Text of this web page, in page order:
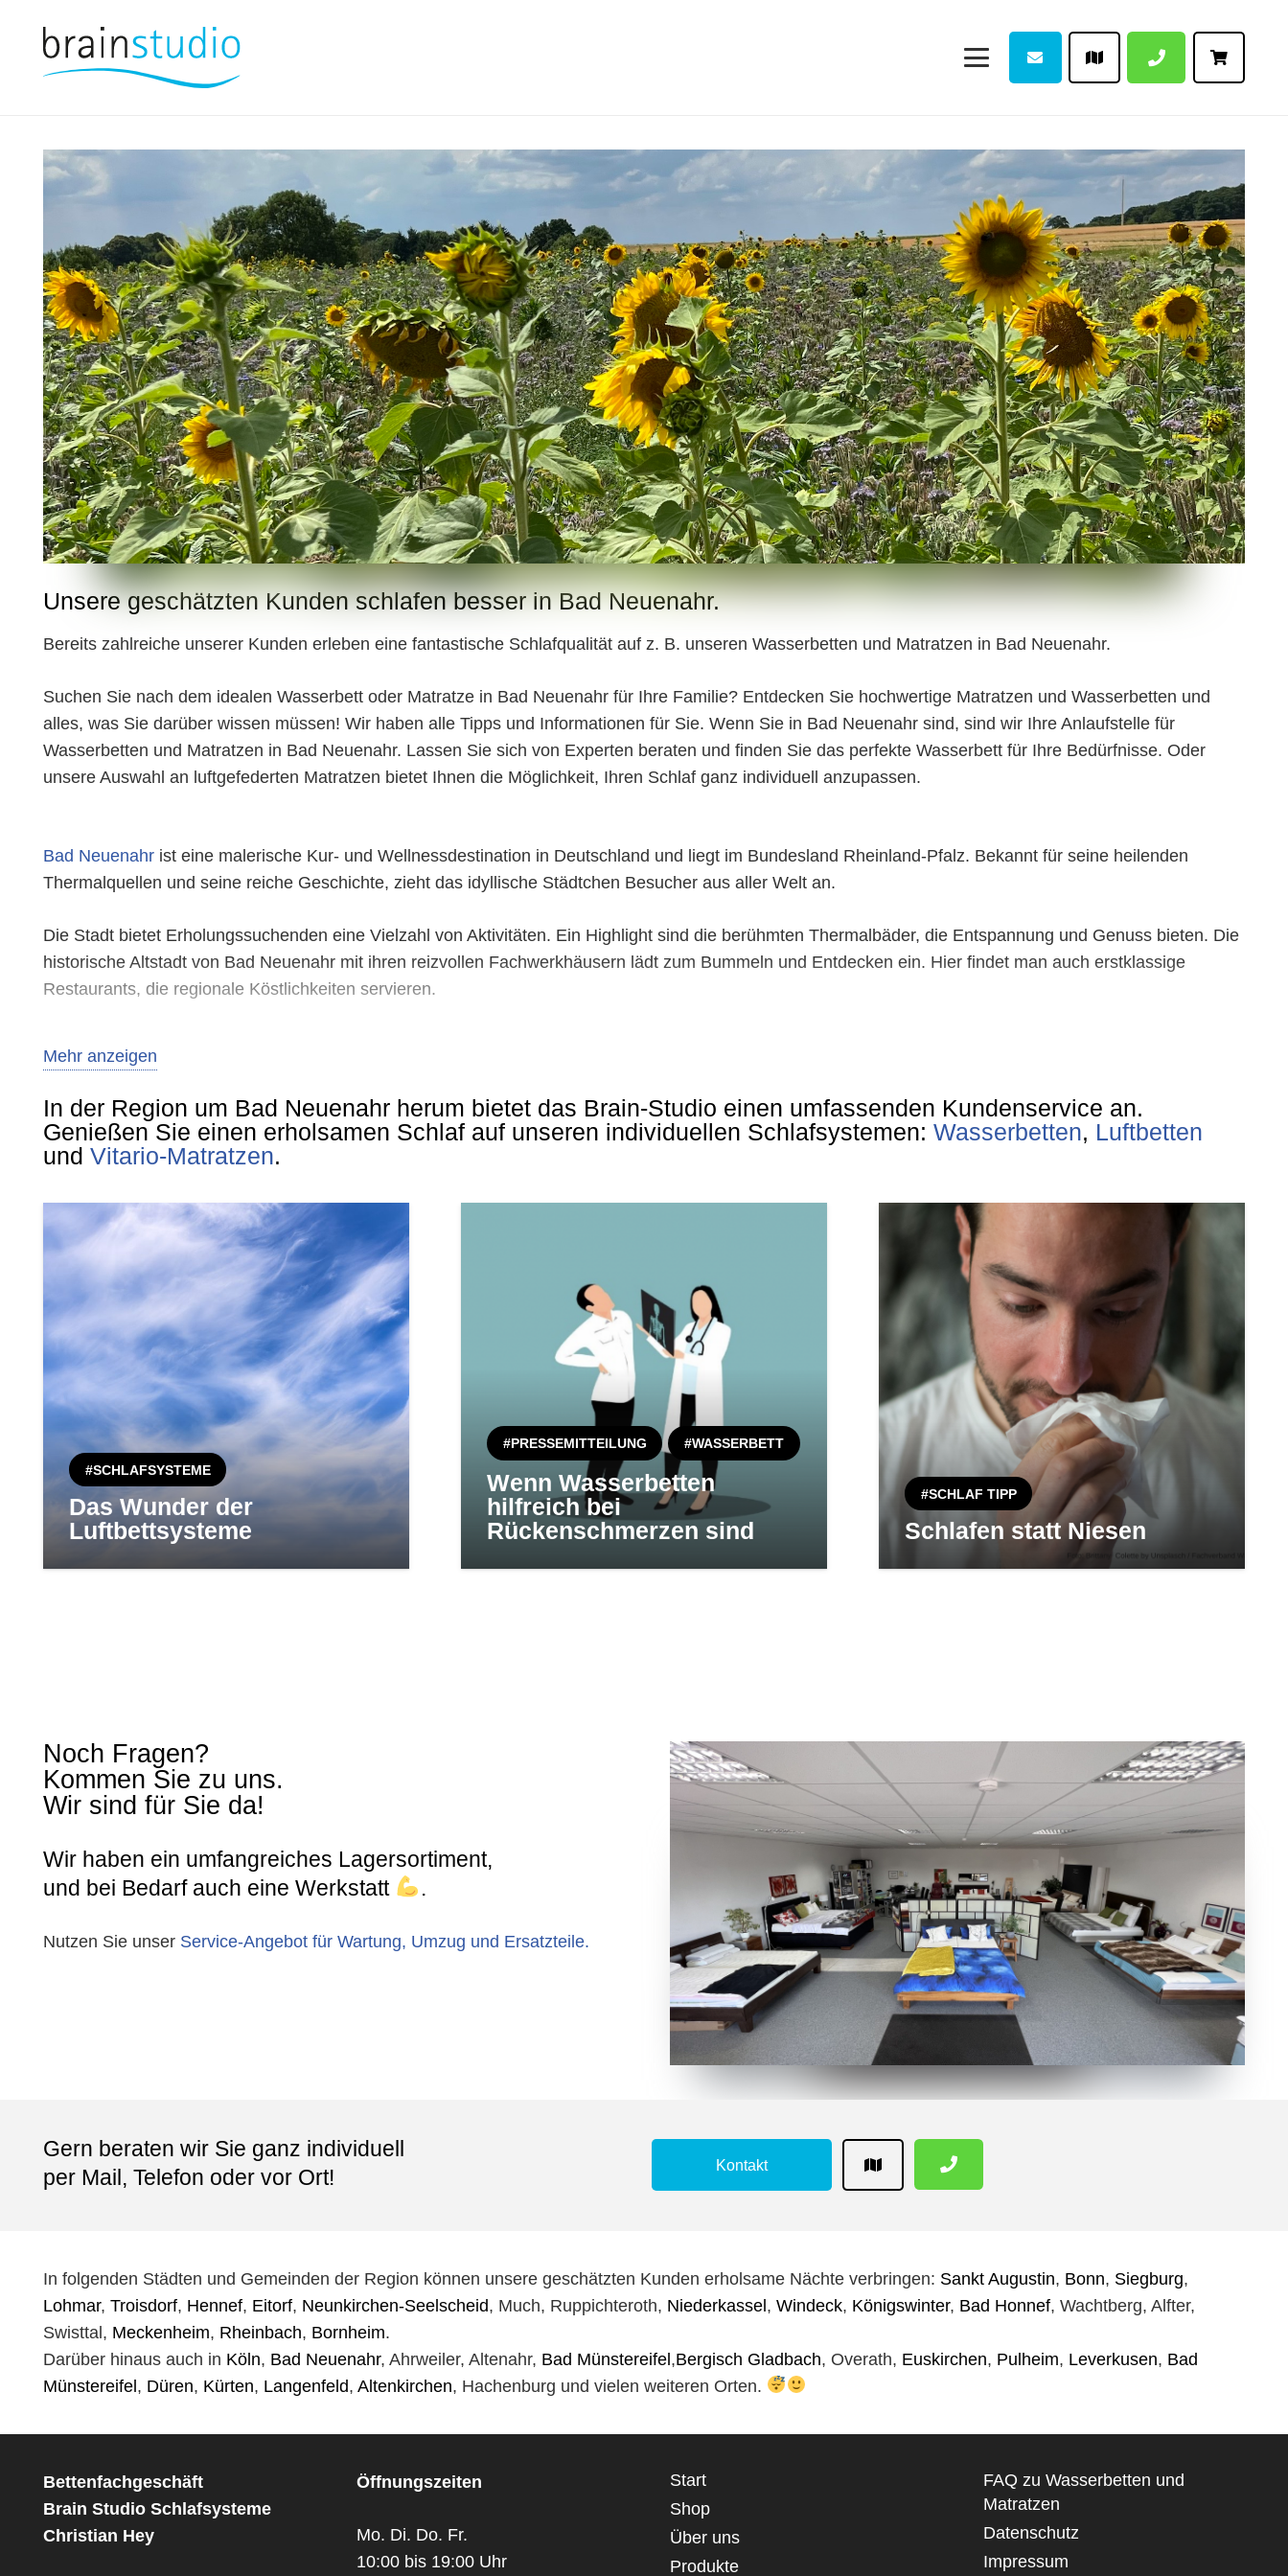
Unsere geschätzten Kunden schlafen besser in Bad Neuenahr.
Bereits zahlreiche unserer Kunden erleben eine fantastische Schlafqualität auf z. B. unseren Wasserbetten und Matratzen in Bad Neuenahr.
Suchen Sie nach dem idealen Wasserbett oder Matratze in Bad Neuenahr für Ihre Familie? Entdecken Sie hochwertige Matratzen und Wasserbetten und
alles, was Sie darüber wissen müssen! Wir haben alle Tipps und Informationen für Sie. Wenn Sie in Bad Neuenahr sind, sind wir Ihre Anlaufstelle für
Wasserbetten und Matratzen in Bad Neuenahr. Lassen Sie sich von Experten beraten und finden Sie das perfekte Wasserbett für Ihre Bedürfnisse. Oder
unsere Auswahl an luftgefederten Matratzen bietet Ihnen die Möglichkeit, Ihren Schlaf ganz individuell anzupassen.
Bad Neuenahr ist eine malerische Kur- und Wellnessdestination in Deutschland und liegt im Bundesland Rheinland-Pfalz. Bekannt für seine heilenden
Thermalquellen und seine reiche Geschichte, zieht das idyllische Städtchen Besucher aus aller Welt an.
Die Stadt bietet Erholungssuchenden eine Vielzahl von Aktivitäten. Ein Highlight sind die berühmten Thermalbäder, die Entspannung und Genuss bieten. Die
historische Altstadt von Bad Neuenahr mit ihren reizvollen Fachwerkhäusern lädt zum Bummeln und Entdecken ein. Hier findet man auch erstklassige
Restaurants, die regionale Köstlichkeiten servieren.
umliegende Landschaft. Bekannt ist die Region auch für ihre erstklassigen Weine, allen voran der berühmte Ahrwein.
Kulturell hat Bad Neuenahr mit Kunstgalerien, Museen und kulturellen Veranstaltungen viel zu bieten. Besonders sehenswert ist das „Haus der Geschichte“,
das einen Einblick in die lokale Geschichte gibt.
Bad Neuenahr ist nicht nur ein beliebtes Ziel für Erholungssuchende, sondern auch für Gesundheitsreisende, die die heilende Wirkung der Thermalquellen
nutzen möchten. Die Kombination aus Erholung, Kultur und Natur macht Bad Neuenahr zu einem einzigartigen Ort, der das Beste aus verschiedenen Welten
vereint.
Mehr anzeigen
In der Region um Bad Neuenahr herum bietet das Brain-Studio einen umfassenden Kundenservice an.
Genießen Sie einen erholsamen Schlaf auf unseren individuellen Schlafsystemen: Wasserbetten, Luftbetten
und Vitario-Matratzen.
#SCHLAFSYSTEME
Das Wunder der
Luftbettsysteme
#PRESSEMITTEILUNG #WASSERBETT
Wenn Wasserbetten
hilfreich bei
Rückenschmerzen sind
#SCHLAF TIPP
Schlafen statt Niesen
Noch Fragen?
Kommen Sie zu uns.
Wir sind für Sie da!
Wir haben ein umfangreiches Lagersortiment,
und bei Bedarf auch eine Werkstatt
.
Nutzen Sie unser Service-Angebot für Wartung, Umzug und Ersatzteile.
Gern beraten wir Sie ganz individuell
per Mail, Telefon oder vor Ort!
Kontakt
In folgenden Städten und Gemeinden der Region können unsere geschätzten Kunden erholsame Nächte verbringen: Sankt Augustin, Bonn, Siegburg,
Lohmar, Troisdorf, Hennef, Eitorf, Neunkirchen-Seelscheid, Much, Ruppichteroth, Niederkassel, Windeck, Königswinter, Bad Honnef, Wachtberg, Alfter,
Swisttal, Meckenheim, Rheinbach, Bornheim.
Darüber hinaus auch in Köln, Bad Neuenahr, Ahrweiler, Altenahr, Bad Münstereifel,Bergisch Gladbach, Overath, Euskirchen, Pulheim, Leverkusen, Bad
Münstereifel, Düren, Kürten, Langenfeld, Altenkirchen, Hachenburg und vielen weiteren Orten.
Bettenfachgeschäft
Brain Studio Schlafsysteme
Christian Hey
Öffnungszeiten
Mo. Di. Do. Fr.
10:00 bis 19:00 Uhr
Start
Shop
Über uns
Produkte
FAQ zu Wasserbetten und
Matratzen
Datenschutz
Impressum